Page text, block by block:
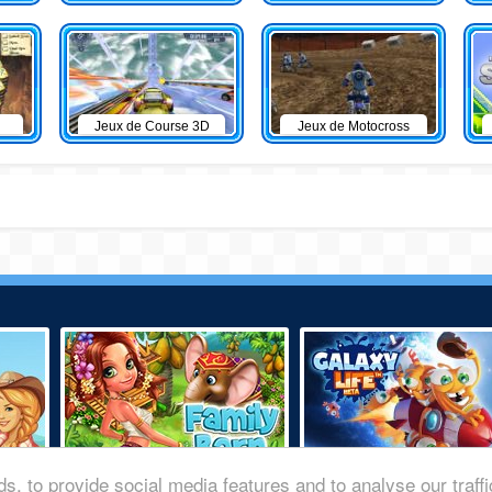
to provide social media features and to analyse our
Jeux de Course 3D Jeux de Motocross